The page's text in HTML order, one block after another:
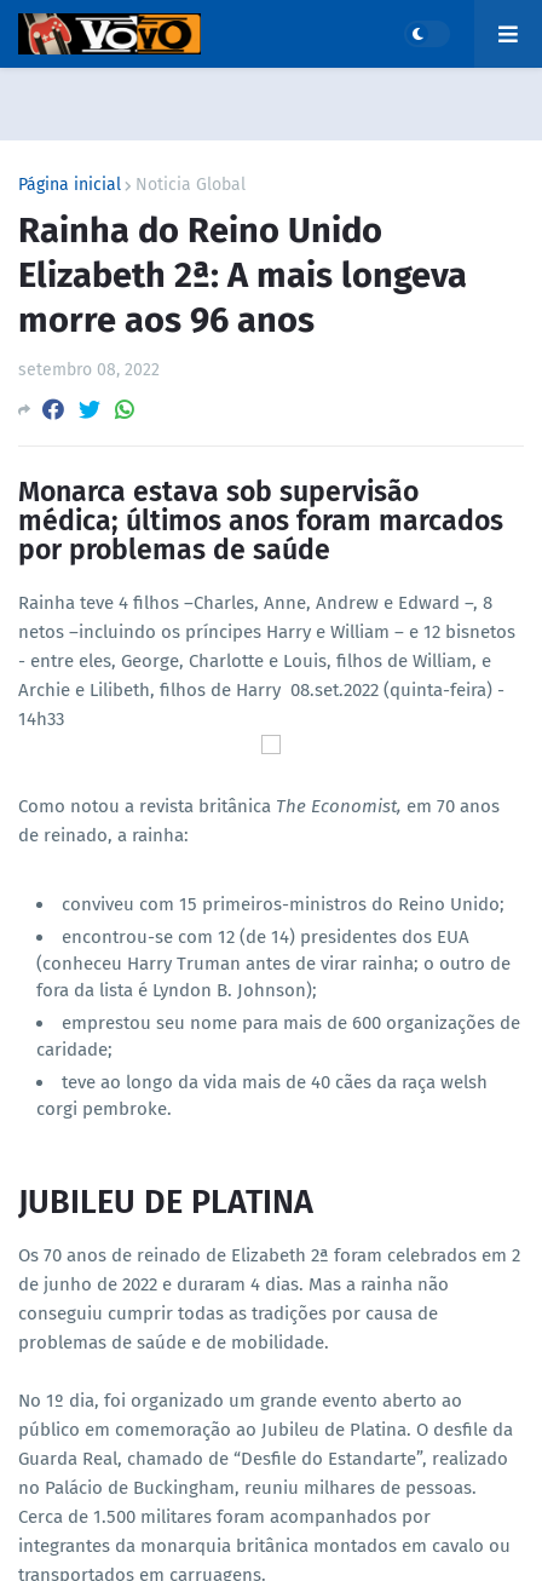
Página inicial Noticia Global
Rainha do Reino Unido
Elizabeth 2ª: A mais longeva
morre aos 96 anos
setembro 08, 2022
Monarca estava sob supervisão
médica; últimos anos foram marcados
por problemas de saúde
Rainha teve 4 filhos –Charles, Anne, Andrew e Edward –, 8
netos –incluindo os príncipes Harry e William – e 12 bisnetos
- entre eles, George, Charlotte e Louis, filhos de William, e
Archie e Lilibeth, filhos de Harry 08.set.2022 (quinta-feira) -
14h33
Como notou a revista britânica The Economist, em 70 anos
de reinado, a rainha:
conviveu com 15 primeiros-ministros do Reino Unido;
encontrou-se com 12 (de 14) presidentes dos EUA
(conheceu Harry Truman antes de virar rainha; o outro de
fora da lista é Lyndon B. Johnson);
emprestou seu nome para mais de 600 organizações de
caridade;
teve ao longo da vida mais de 40 cães da raça welsh
corgi pembroke.
JUBILEU DE PLATINA
Os 70 anos de reinado de Elizabeth 2ª foram celebrados em 2
de junho de 2022 e duraram 4 dias. Mas a rainha não
conseguiu cumprir todas as tradições por causa de
problemas de saúde e de mobilidade.
No 1º dia, foi organizado um grande evento aberto ao
público em comemoração ao Jubileu de Platina. O desfile da
Guarda Real, chamado de “Desfile do Estandarte”, realizado
no Palácio de Buckingham, reuniu milhares de pessoas.
Cerca de 1.500 militares foram acompanhados por
integrantes da monarquia britânica montados em cavalo ou
transportados em carruagens.